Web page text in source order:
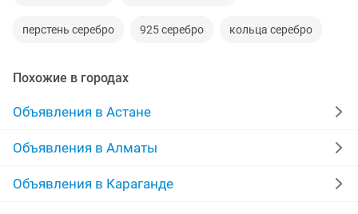
перстень серебро 925 серебро кольца серебро
Похожие в городах
Объявления в Астане
Объявления в Алматы
Объявления в Караганде